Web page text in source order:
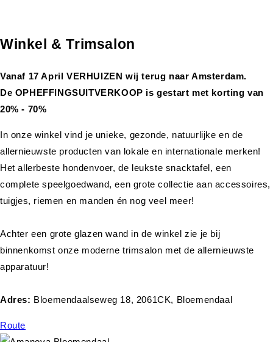
Winkel & Trimsalon
Vanaf 17 April VERHUIZEN wij terug naar Amsterdam.
De OPHEFFINGSUITVERKOOP is gestart met korting van
20% - 70%
In onze winkel vind je unieke, gezonde, natuurlijke en de
allernieuwste producten van lokale en internationale merken!
Het allerbeste hondenvoer, de leukste snacktafel, een
complete speelgoedwand, een grote collectie aan accessoires,
tuigjes, riemen en manden én nog veel meer!
Achter een grote glazen wand in de winkel zie je bij
binnenkomst onze moderne trimsalon met de allernieuwste
apparatuur!
Adres: Bloemendaalseweg 18, 2061CK, Bloemendaal
Route